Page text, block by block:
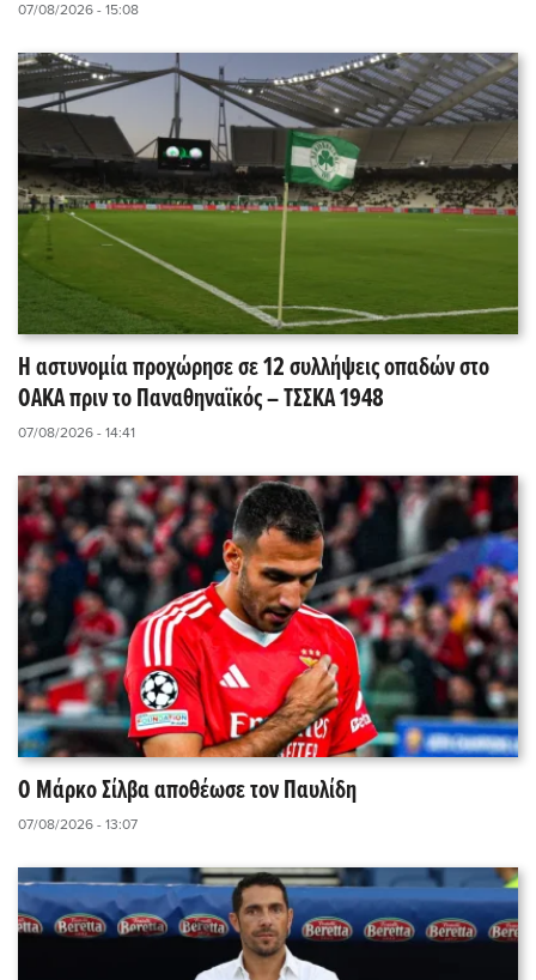
07/08/2026 - 15:08
Η αστυνομία προχώρησε σε 12 συλλήψεις οπαδών στο
ΟΑΚΑ πριν το Παναθηναϊκός – ΤΣΣΚΑ 1948
07/08/2026 - 14:41
Ο Μάρκο Σίλβα αποθέωσε τον Παυλίδη
07/08/2026 - 13:07